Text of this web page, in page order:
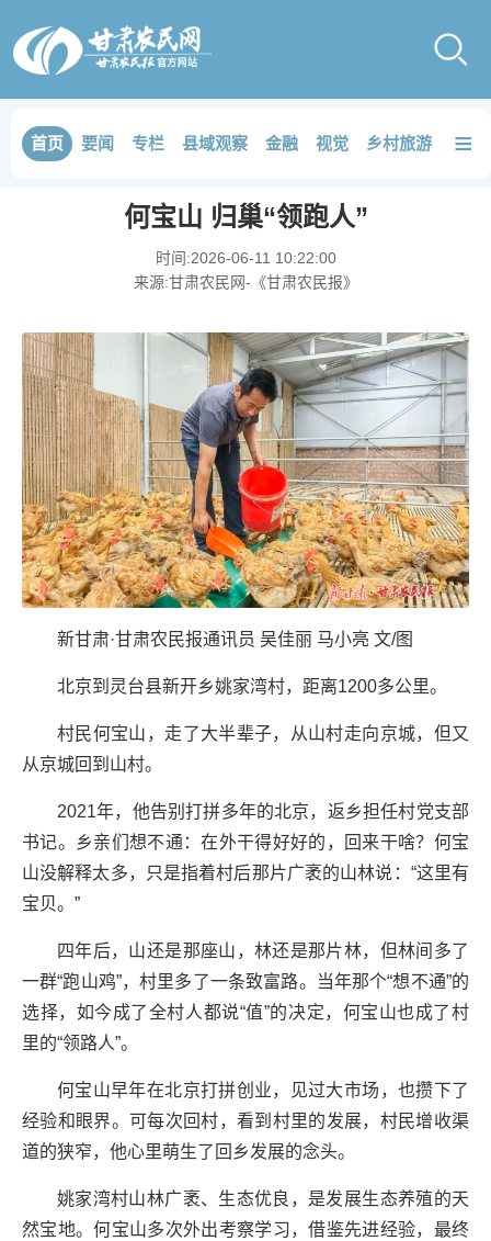
首页 要闻 专栏 县域观察 金融 视觉 乡村旅游 品鉴
≡
何宝山 归巢“领跑人”
时间:2026-06-11 10:22:00
来源:甘肃农民网-《甘肃农民报》
新甘肃·甘肃农民报通讯员 吴佳丽 马小亮 文/图
北京到灵台县新开乡姚家湾村，距离1200多公里。
村民何宝山，走了大半辈子，从山村走向京城，但又
从京城回到山村。
2021年，他告别打拼多年的北京，返乡担任村党支部
书记。乡亲们想不通：在外干得好好的，回来干啥？何宝
山没解释太多，只是指着村后那片广袤的山林说：“这里有
宝贝。”
四年后，山还是那座山，林还是那片林，但林间多了
一群“跑山鸡”，村里多了一条致富路。当年那个“想不通”的
选择，如今成了全村人都说“值”的决定，何宝山也成了村
里的“领路人”。
何宝山早年在北京打拼创业，见过大市场，也攒下了
经验和眼界。可每次回村，看到村里的发展，村民增收渠
道的狭窄，他心里萌生了回乡发展的念头。
姚家湾村山林广袤、生态优良，是发展生态养殖的天
然宝地。何宝山多次外出考察学习，借鉴先进经验，最终